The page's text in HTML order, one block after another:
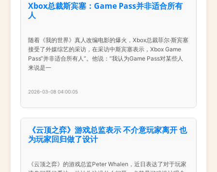
Xbox总裁斯宾塞：Game Pass并非适合所有
人
随着《我的世界》真人改编电影的爆火，Xbox总裁菲尔·斯宾塞
接受了外媒综艺的采访，在采访中斯宾塞表示，Xbox Game
Pass“并非适合所有人”。他说：“我认为Game Pass对某些人
来说是一
2026-03-08 04:00:05
《云顶之弈》游戏总监表示 不介意玩家离开 也
为玩家回归做了设计
《云顶之弈》的游戏总监Peter Whalen，近日表达了对于玩家